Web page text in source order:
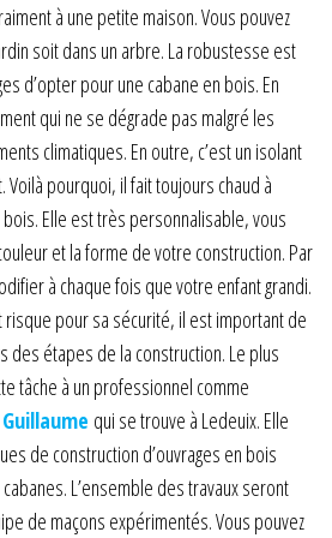
à une petite maison. Vous pouvez
soit dans un arbre. La robustesse est
d’opter pour une cabane en bois. En
qui ne se dégrade pas malgré les
climatiques. En outre, c’est un isolant
pourquoi, il fait toujours chaud à
bois. Elle est très personnalisable, vous
et la forme de votre construction. Par
à chaque fois que votre enfant grandi.
risque pour sa sécurité, il est important de
des étapes de la construction. Le plus
tâche à un professionnel comme
qui se trouve à Ledeuix. Elle
de construction d’ouvrages en bois
L’ensemble des travaux seront
de maçons expérimentés. Vous pouvez